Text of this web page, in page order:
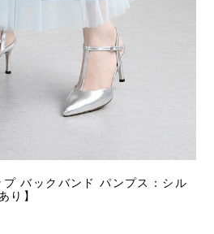
バックバンド パンプス：シル
り】